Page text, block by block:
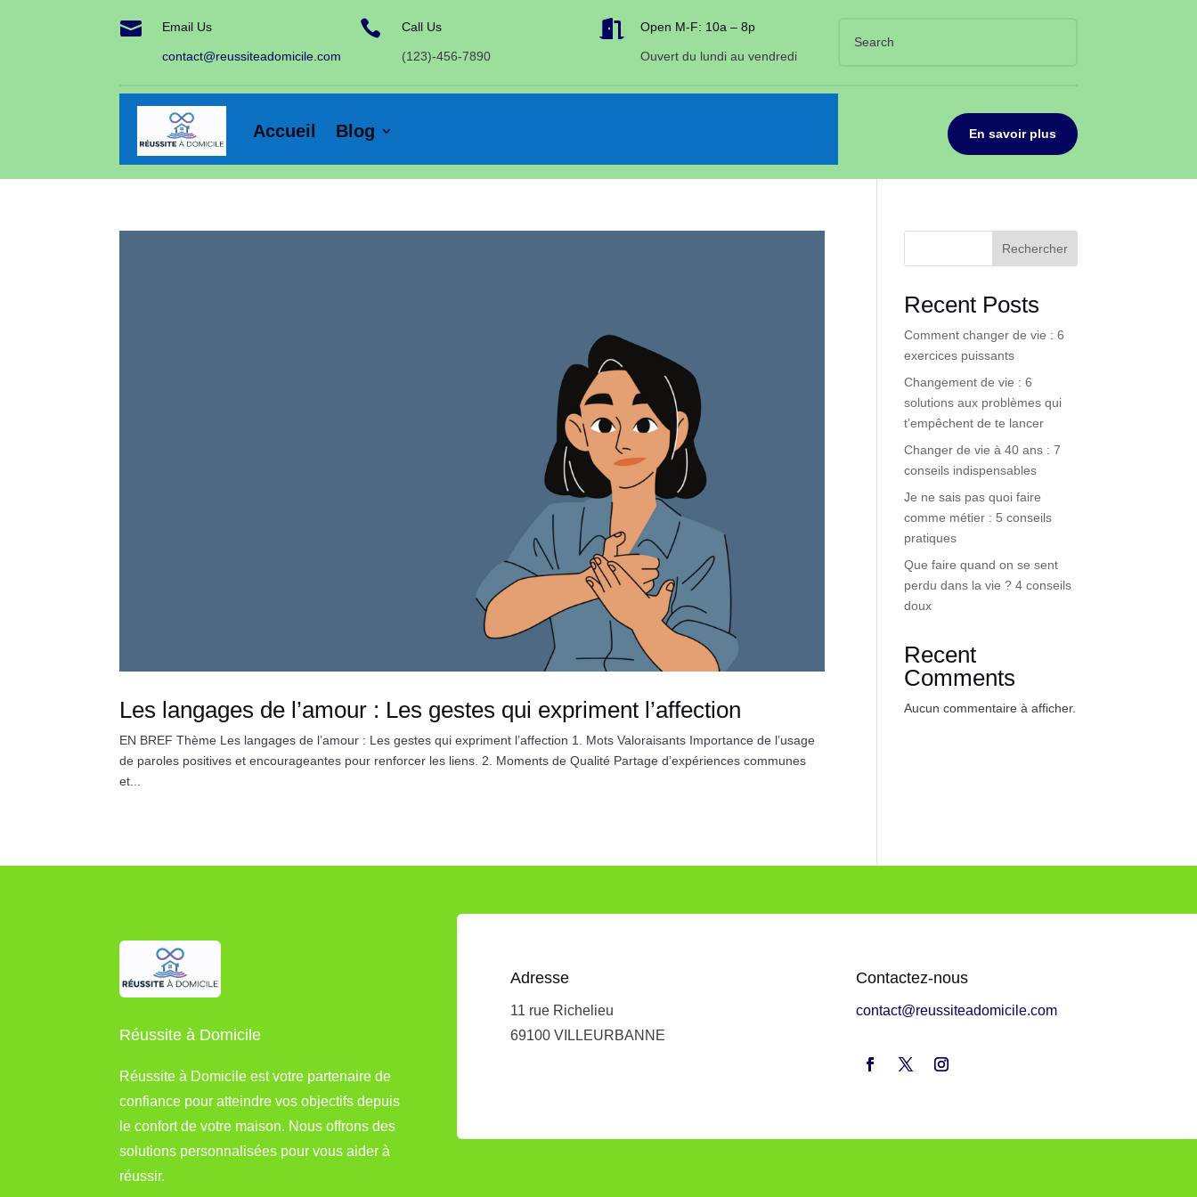
 Email Us
contact@reussiteadomicile.com
 Call Us
(123)-456-7890
 Open M-F: 10a – 8p
Ouvert du lundi au vendredi
Accueil Blog En savoir plus
Les langages de l’amour : Les gestes qui expriment l’affection
EN BREF Thème Les langages de l’amour : Les gestes qui expriment l’affection 1. Mots Valoraisants Importance de l’usage
de paroles positives et encourageantes pour renforcer les liens. 2. Moments de Qualité Partage d’expériences communes
et...
Rechercher
Recent Posts
Comment changer de vie : 6
exercices puissants
Changement de vie : 6
solutions aux problèmes qui
t’empêchent de te lancer
Changer de vie à 40 ans : 7
conseils indispensables
Je ne sais pas quoi faire
comme métier : 5 conseils
pratiques
Que faire quand on se sent
perdu dans la vie ? 4 conseils
doux
Recent
Comments
Aucun commentaire à afficher.
Réussite à Domicile
Réussite à Domicile est votre partenaire de
confiance pour atteindre vos objectifs depuis
le confort de votre maison. Nous offrons des
solutions personnalisées pour vous aider à
réussir.
Adresse
11 rue Richelieu
69100 VILLEURBANNE
Contactez-nous
contact@reussiteadomicile.com